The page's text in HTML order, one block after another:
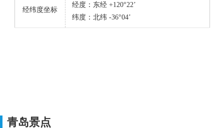
经纬度坐标
经度：东经 +120°22’
纬度：北纬 -36°04’
青岛景点